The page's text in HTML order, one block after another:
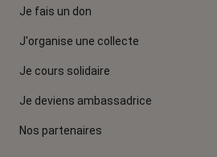
Je fais un don
J'organise une collecte
Je cours solidaire
Je deviens ambassadrice
Nos partenaires